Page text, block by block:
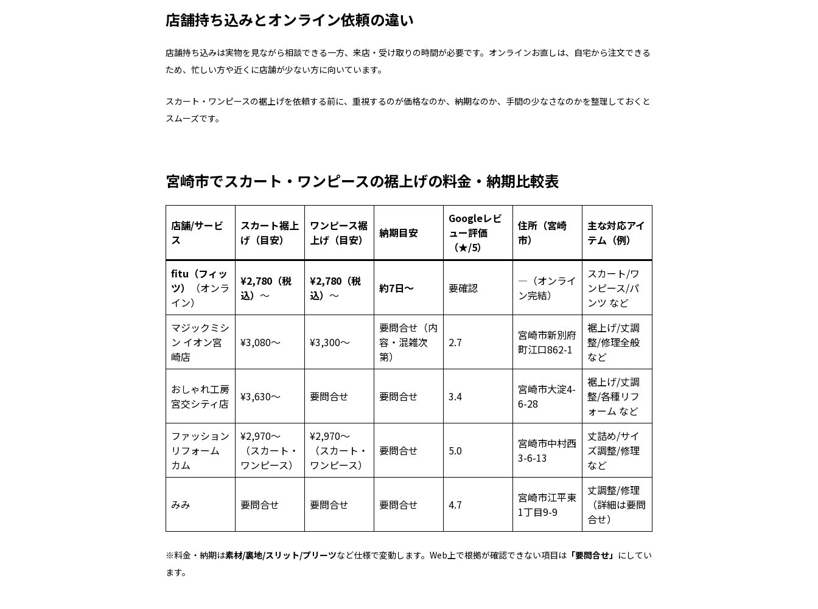
店舗持ち込みとオンライン依頼の違い
店舗持ち込みは実物を見ながら相談できる一方、来店・受け取りの時間が必要です。オンラインお直しは、自宅から注文できる
ため、忙しい方や近くに店舗が少ない方に向いています。
スカート・ワンピースの裾上げを依頼する前に、重視するのが価格なのか、納期なのか、手間の少なさなのかを整理しておくと
スムーズです。
宮崎市でスカート・ワンピースの裾上げの料金・納期比較表
店舗/サービ
ス
スカート裾上
げ（目安）
ワンピース裾
上げ（目安）
納期目安
Googleレビ
ュー評価
（★/5）
住所（宮崎
市）
主な対応アイ
テム（例）
fitu（フィッ
ツ）
（オンラ
イン）
¥2,780（税
込） ～
¥2,780（税
込） ～ 約7日〜 要確認
―（オンライ
ン完結）
スカート/ワ
ンピース/パ
ンツ など
マジックミシ
ン イオン宮
崎店
¥3,080〜 ¥3,300〜
要問合せ（内
容・混雑次
第）
2.7
宮崎市新別府
町江口862-1
裾上げ/丈調
整/修理全般
など
おしゃれ工房
宮交シティ店
¥3,630〜 要問合せ 要問合せ 3.4
宮崎市大淀4-
6-28
裾上げ/丈調
整/各種リフ
ォーム など
ファッション
リフォーム
カム
¥2,970〜
（スカート・
ワンピース）
¥2,970〜
（スカート・
ワンピース）
要問合せ 5.0
宮崎市中村西
3-6-13
丈詰め/サイ
ズ調整/修理
など
みみ 要問合せ 要問合せ 要問合せ 4.7
宮崎市江平東
1丁目9-9
丈調整/修理
（詳細は要問
合せ）
※料金・納期は素材/裏地/スリット/プリーツなど仕様で変動します。Web上で根拠が確認できない項目は 「要問合せ」 にしてい
ます。